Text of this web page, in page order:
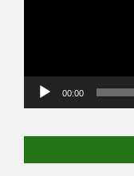
00:00